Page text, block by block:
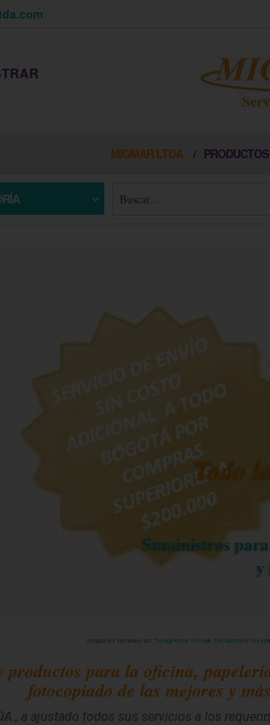
MIGMAR LTDA. PRODUCTOS
Imágenes tomadas de: Designed by Freepik, Designed by Freepik
productos para la oficina,
fotocopiado de las mejores y
a ajustado todos sus servicios a los